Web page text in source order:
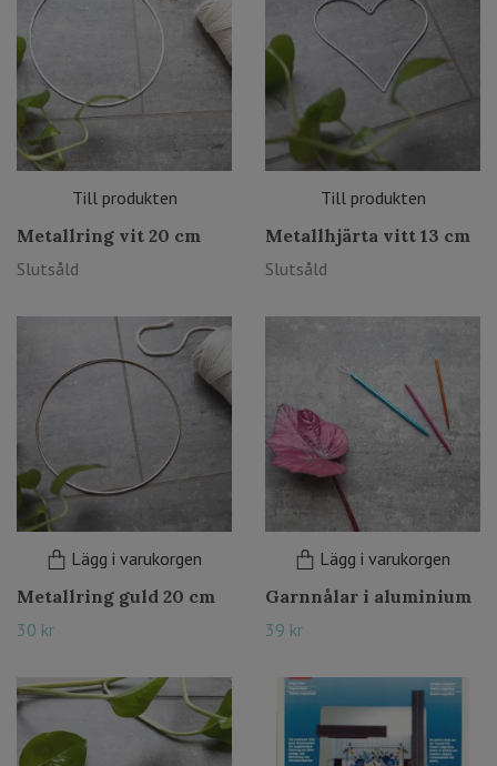
Till produkten
Metallring vit 20 cm
Slutsåld
Till produkten
Metallhjärta vitt 13 cm
Slutsåld
Lägg i varukorgen
Metallring guld 20 cm
30 kr
Lägg i varukorgen
Garnnålar i aluminium
39 kr